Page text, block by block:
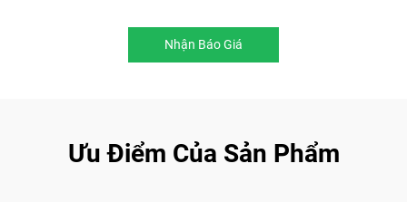
Nhận Báo Giá
Ưu Điểm Của Sản Phẩm